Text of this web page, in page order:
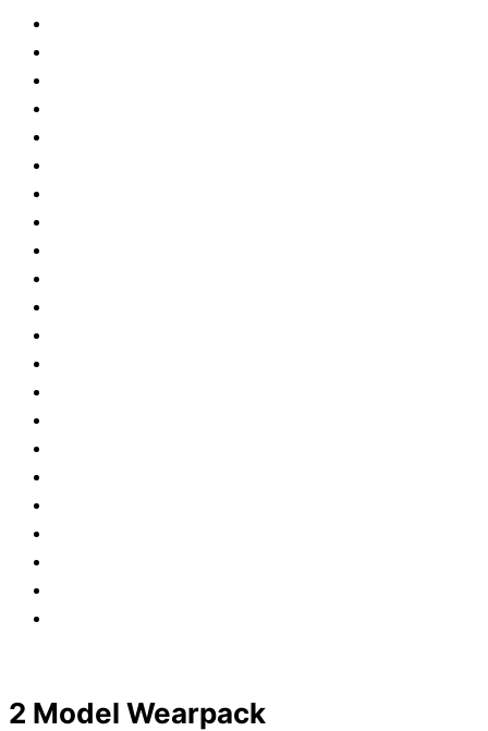
2 Model Wearpack